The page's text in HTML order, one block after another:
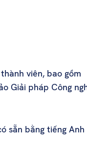
viên, bao gồm
Giải pháp Công
sẵn bằng tiếng Anh